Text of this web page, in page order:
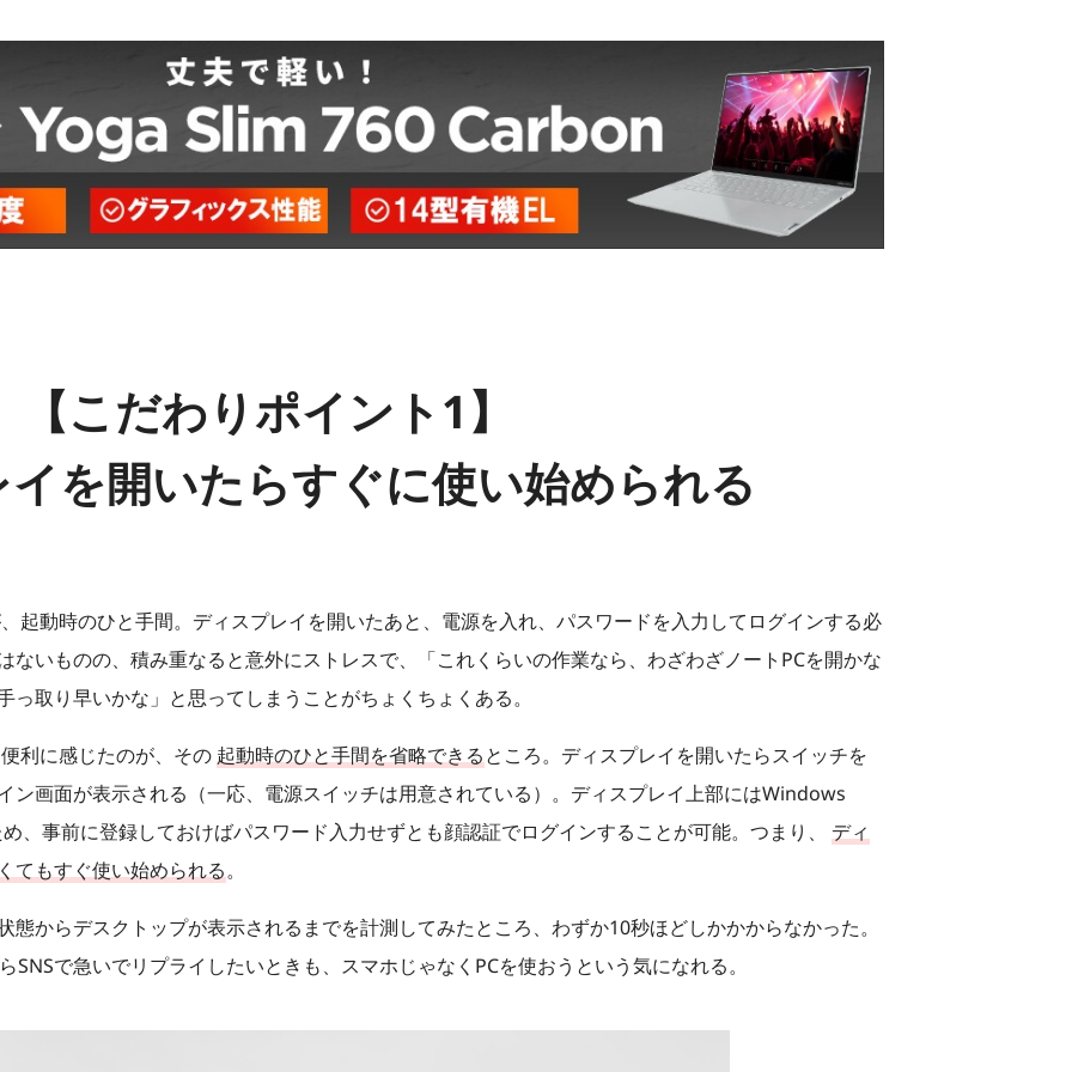
【こだわりポイント1】
を開いたらすぐに使い始められる
起動時のひと手間。ディスプレイを開いたあと、電源を入れ、パスワードを入力してログインする必
ないものの、積み重なると意外にストレスで、「これくらいの作業なら、わざわざノートPCを開かな
取り早いかな」と思ってしまうことがちょくちょくある。
利に感じたのが、その 起動時のひと手間を省略できるところ。ディスプレイを開いたらスイッチを
ン画面が表示される（一応、電源スイッチは用意されている）。ディスプレイ上部にはWindows
、事前に登録しておけばパスワード入力せずとも顔認証でログインすることが可能。つまり、 ディ
てもすぐ使い始められる。
からデスクトップが表示されるまでを計測してみたところ、わずか10秒ほどしかかからなかった。
で急いでリプライしたいときも、スマホじゃなくPCを使おうという気になれる。